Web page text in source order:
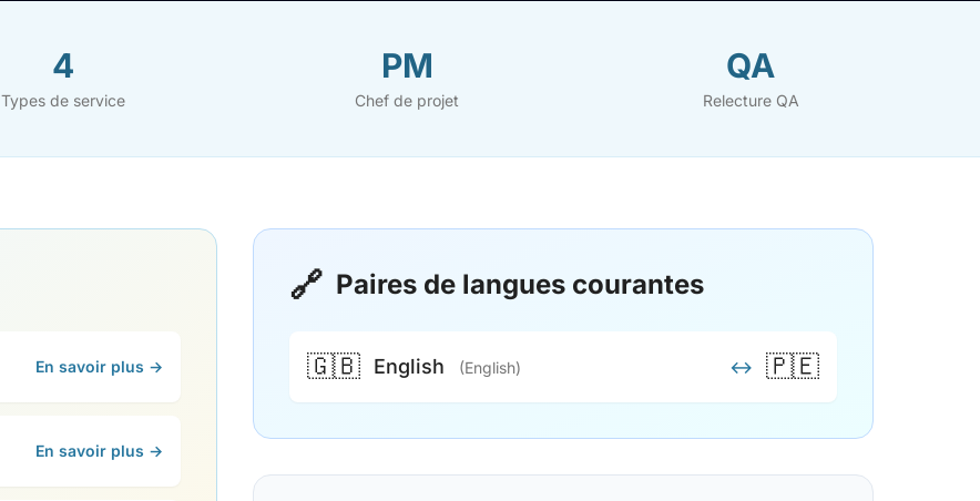
4
Types de service
PM
Chef de projet
QA
Relecture QA
En savoir plus →
En savoir plus →
🔗 Paires de langues courantes
🇬🇧 English (English) ↔ 🇵🇪